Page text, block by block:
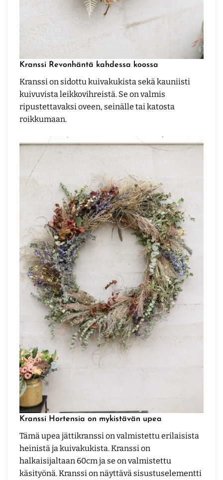
Kranssi Revonhäntä kahdessa koossa
Kranssi on sidottu kuivakukista sekä kauniisti
kuivuvista leikkovihreistä. Se on valmis
ripustettavaksi oveen, seinälle tai katosta
roikkumaan.
Kranssi Hortensia on mykistävän upea
Tämä upea jättikranssi on valmistettu erilaisista
heinistä ja kuivakukista. Kranssi on
halkaisijaltaan 60cm ja se on valmistettu
käsityönä. Kranssi on näyttävä sisustuselementti